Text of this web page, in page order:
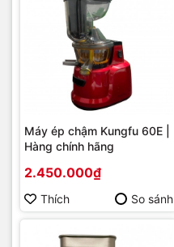
Máy ép chậm Kungfu 60E |
Hàng chính hãng
2.450.000₫
Thích So sánh